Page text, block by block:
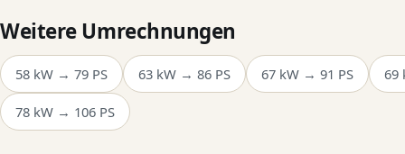
Weitere Umrechnungen
58 kW → 79 PS 63 kW → 86 PS 67 kW → 91 PS 69
78 kW → 106 PS